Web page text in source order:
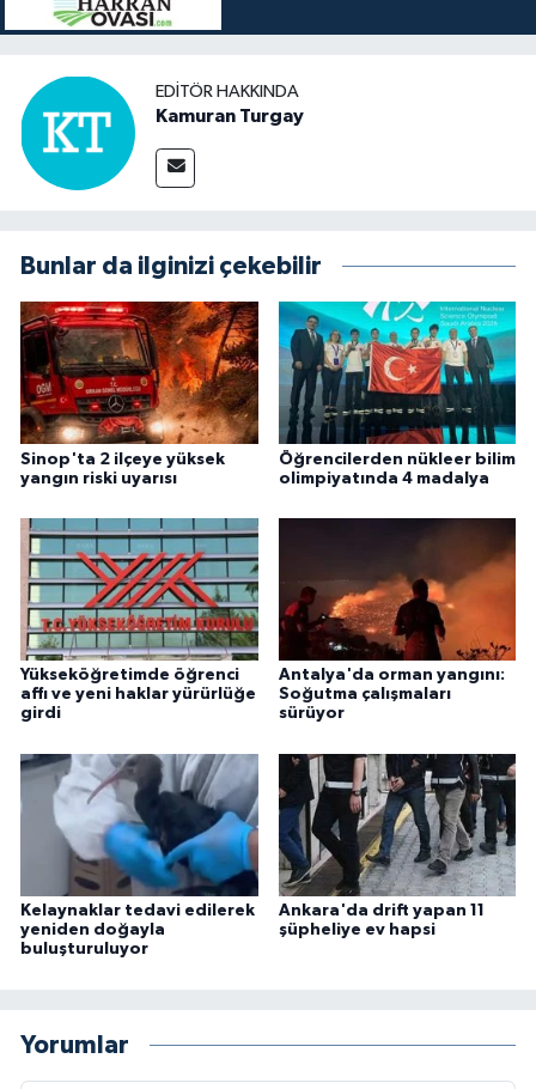
EDITÖR HAKKINDA
Kamuran Turgay
Bunlar da ilginizi çekebilir
Sinop'ta 2 ilçeye yüksek
yangın riski uyarısı
Öğrencilerden nükleer bilim
olimpiyatında 4 madalya
Yükseköğretimde öğrenci
affı ve yeni haklar yürürlüğe
girdi
Antalya'da orman yangını:
Soğutma çalışmaları
sürüyor
Kelaynaklar tedavi edilerek
yeniden doğayla
buluşturuluyor
Ankara'da drift yapan 11
şüpheliye ev hapsi
Yorumlar